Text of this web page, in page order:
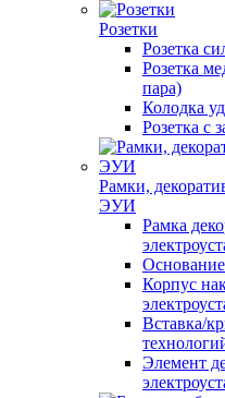
Розетки
Розетка
Розетка
пара)
Колодка
Розетка с
Рамки,
ЭУИ
Рамка
Корпус
Вставка/
Элемент